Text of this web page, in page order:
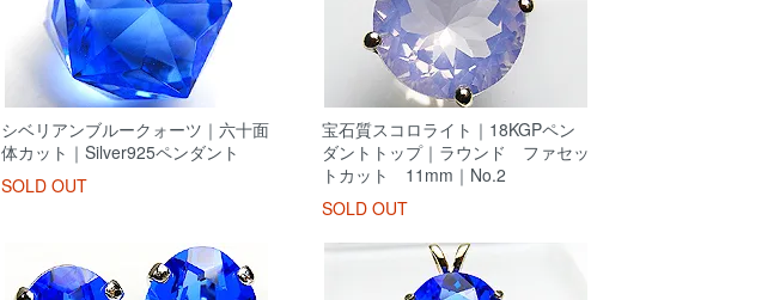
シベリアンブルークォーツ｜六十面
体カット｜Silver925ペンダント
SOLD OUT
宝石質スコロライト｜18KGPペン
ダントトップ｜ラウンド ファセッ
トカット 11mm｜No.2
SOLD OUT